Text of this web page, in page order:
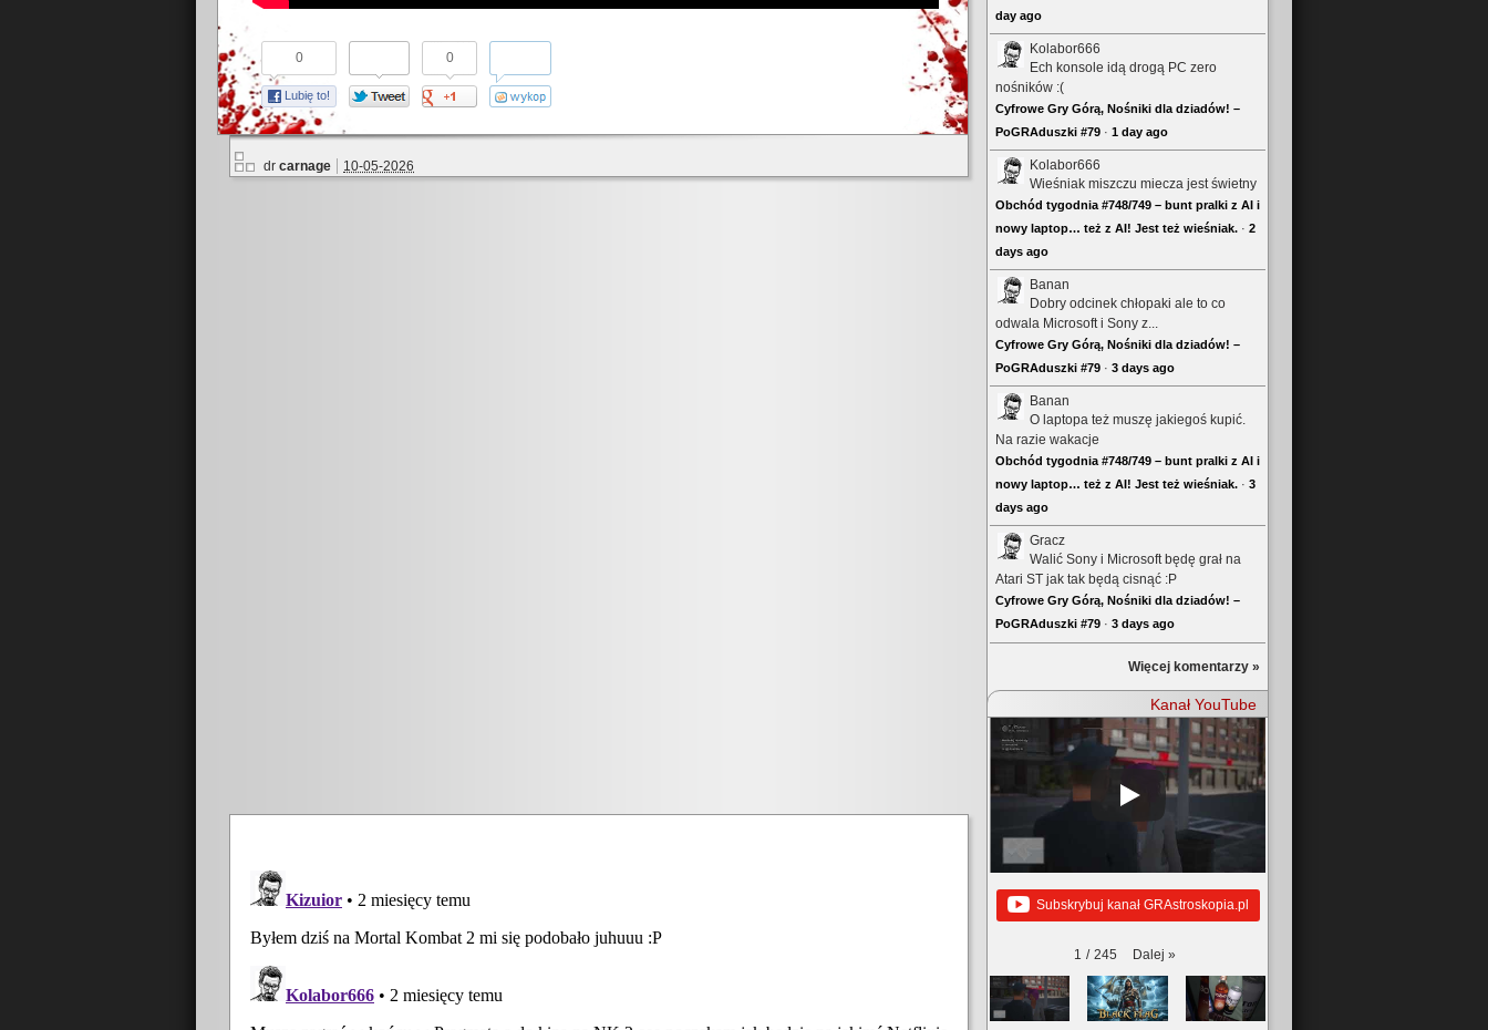
0
Lubię to!
0
dr carnage 10-05-2026
day ago
Kolabor666
Ech konsole idą drogą PC zero
nośników :(
Cyfrowe Gry Górą, Nośniki dla dziadów! –
PoGRAduszki #79 · 1 day ago
Kolabor666
Wieśniak miszczu miecza jest świetny
Obchód tygodnia #748/749 – bunt pralki z AI i
nowy laptop… też z AI! Jest też wieśniak. · 2
days ago
Banan
Dobry odcinek chłopaki ale to co
odwala Microsoft i Sony z...
Cyfrowe Gry Górą, Nośniki dla dziadów! –
PoGRAduszki #79 · 3 days ago
Banan
O laptopa też muszę jakiegoś kupić.
Na razie wakacje
Obchód tygodnia #748/749 – bunt pralki z AI i
nowy laptop… też z AI! Jest też wieśniak. · 3
days ago
Gracz
Walić Sony i Microsoft będę grał na
Atari ST jak tak będą cisnąć :P
Cyfrowe Gry Górą, Nośniki dla dziadów! –
PoGRAduszki #79 · 3 days ago
Więcej komentarzy »
Kanał YouTube
Subskrybuj kanał GRAstroskopia.pl
1 / 245 Dalej »